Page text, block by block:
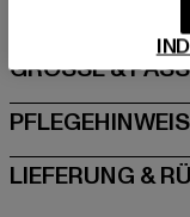
GRÖSSE &
LIEFERUNG &